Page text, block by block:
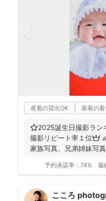
産着の貸出OK 産着の
⭐️2025誕生日撮影ラン
撮影リピート率１位👑
家族写真、兄弟姉妹写
予約承諾率： 74% 最
こころ